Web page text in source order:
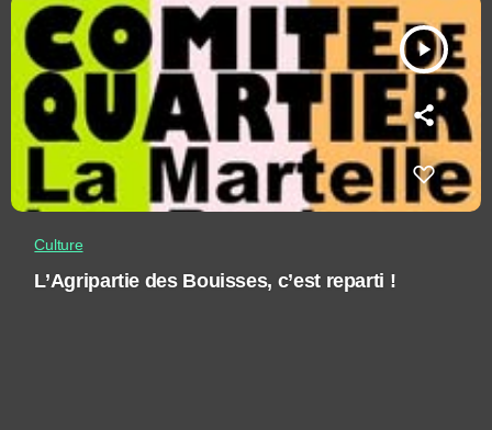
play_arrow
Culture
L’Agripartie des Bouisses, c’est reparti !